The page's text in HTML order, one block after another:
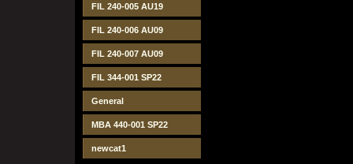
FIL 240-005 AU19
FIL 240-006 AU09
FIL 240-007 AU09
FIL 344-001 SP22
General
MBA 440-001 SP22
newcat1